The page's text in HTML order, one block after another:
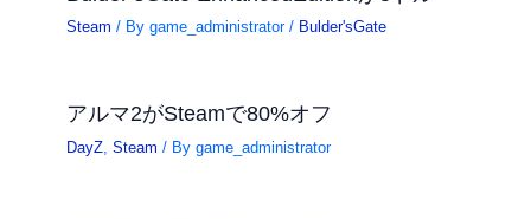
Steam / Bygame_administrator/ Bulder'sGate
アルマ2がSteamで80%オフ
DayZ ,Steam / Bygame_administrator